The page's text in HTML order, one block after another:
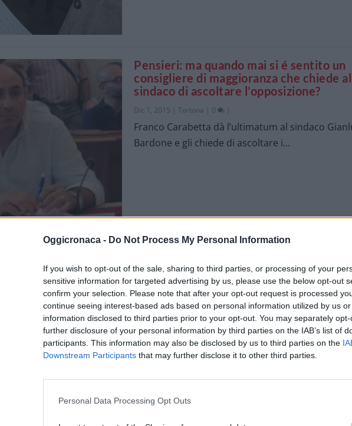
Oggicronaca - Do Not Process My Personal Information
If you wish to opt-out of the sale, sharing to third parties, or processing of your
sensitive information for targeted advertising by us, please use the below opt-out
confirm your selection. Please note that after your opt-out request is processed
continue seeing interest-based ads based on personal information utilized by us
information disclosed to third parties prior to your opt-out. You may separately
further disclosure of your personal information by third parties on the IAB’s list of
participants. This information may also be disclosed by us to third parties on the
Downstream Participants that may further disclose it to other third parties.
Personal Data Processing Opt Outs
Pensieri: ma quando mai si é sentito un
consigliere di maggioranza che chiede al
sindaco di ascoltare l’opposizione?
Dic 1, 2015 Tortona 0
Franco Carabetta dà l’ultimatum al sindaco
Bardone e gli chiede di ascoltare i...
Pensieri: L’edificio delle ex suore cade a
pezzi, chi ha dato l’abitabilità per
profughi?
Dic 1, 2015|Tortona|0 |
La sorpresa é stata notevole leggendo il